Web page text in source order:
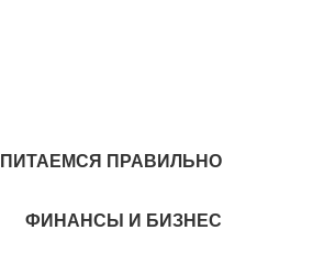
ПИТАЕМСЯ ПРАВИЛЬНО
ФИНАНСЫ И БИЗНЕС